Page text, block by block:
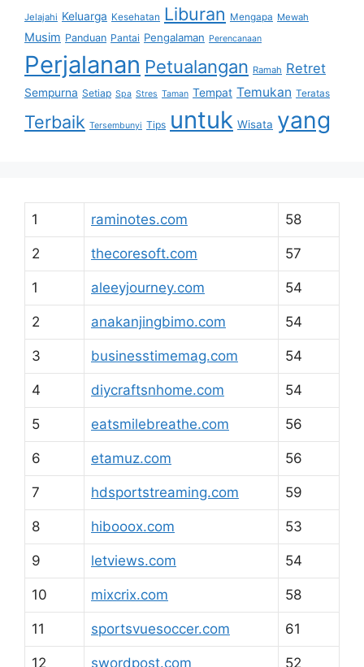
Jelajahi Keluarga Kesehatan Liburan Mengapa Mewah
Musim Panduan Pantai Pengalaman Perencanaan
Perjalanan Petualangan Ramah Retret
Sempurna Setiap Spa Stres Taman Tempat Temukan Teratas
Terbaik Tersembunyi Tips untuk Wisata yang
1 raminotes.com 58
2 thecoresoft.com 57
1 aleeyjourney.com 54
2 anakanjingbimo.com 54
3 businesstimemag.com 54
4 diycraftsnhome.com 54
5 eatsmilebreathe.com 56
6 etamuz.com 56
7 hdsportstreaming.com 59
8 hibooox.com 53
9 letviews.com 54
10 mixcrix.com 58
11 sportsvuesoccer.com 61
12 swordpost.com 52